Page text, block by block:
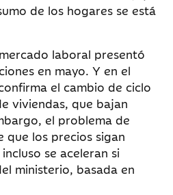
de los hogares se está
laboral presentó
en mayo. Y en el
el cambio de ciclo
viviendas, que bajan
el problema de
que los precios sigan
se aceleran si
ministerio, basada en